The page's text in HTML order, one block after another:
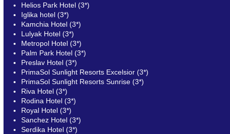
Helios Park Hotel (3*)
Iglika hotel (3*)
Kamchia Hotel (3*)
Lulyak Hotel (3*)
Metropol Hotel (3*)
Palm Park Hotel (3*)
Preslav Hotel (3*)
PrimaSol Sunlight Resorts Excelsior (3*)
PrimaSol Sunlight Resorts Sunrise (3*)
Riva Hotel (3*)
Rodina Hotel (3*)
Royal Hotel (3*)
Sanchez Hotel (3*)
Serdika Hotel (3*)